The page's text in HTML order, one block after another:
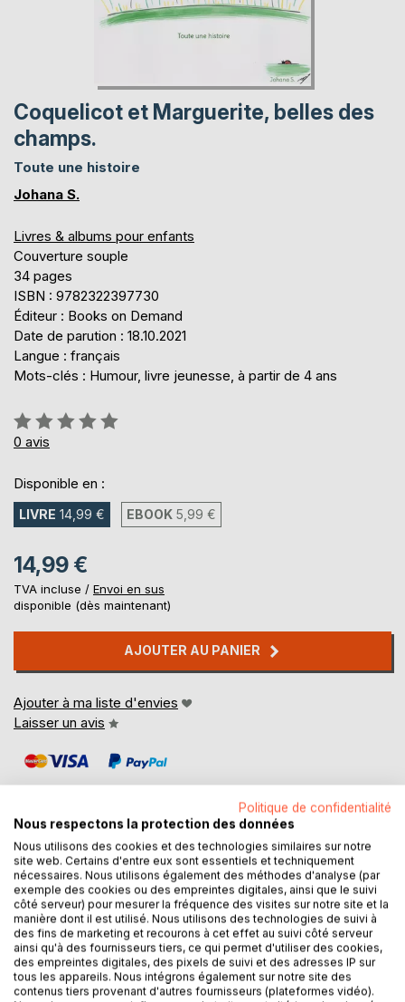
Coquelicot et Marguerite, belles des
champs.
Toute une histoire
Johana S.
Livres & albums pour enfants
Couverture souple
34 pages
ISBN : 9782322397730
Éditeur : Books on Demand
Date de parution : 18.10.2021
Langue : français
Mots-clés : Humour, livre jeunesse, à partir de 4 ans
Évaluation:
0%
0 avis
Disponible en :
LIVRE 14,99 € EBOOK 5,99 €
14,99 €
TVA incluse / Envoi en sus
disponible (dès maintenant)
AJOUTER AU PANIER
Ajouter à ma liste d'envies
Laisser un avis
DESCRIPTION
Coquelicot et Marguerite, belles des champs.
Ces demoiselles et leurs amis tiennent beaucoup à leur
milieu naturel.
Politique de confidentialité
Nous respectons la protection des données
Nous utilisons des cookies et des technologies similaires sur notre
site web. Certains d'entre eux sont essentiels et techniquement
nécessaires. Nous utilisons également des méthodes d'analyse (par
exemple des cookies ou des empreintes digitales, ainsi que le suivi
côté serveur) pour mesurer la fréquence des visites sur notre site et la
manière dont il est utilisé. Nous utilisons des technologies de suivi à
des fins de marketing et recourons à cet effet au suivi côté serveur
ainsi qu'à des fournisseurs tiers, ce qui permet d'utiliser des cookies,
des empreintes digitales, des pixels de suivi et des adresses IP sur
tous les appareils. Nous intégrons également sur notre site des
contenus tiers provenant d'autres fournisseurs (plateformes vidéo).